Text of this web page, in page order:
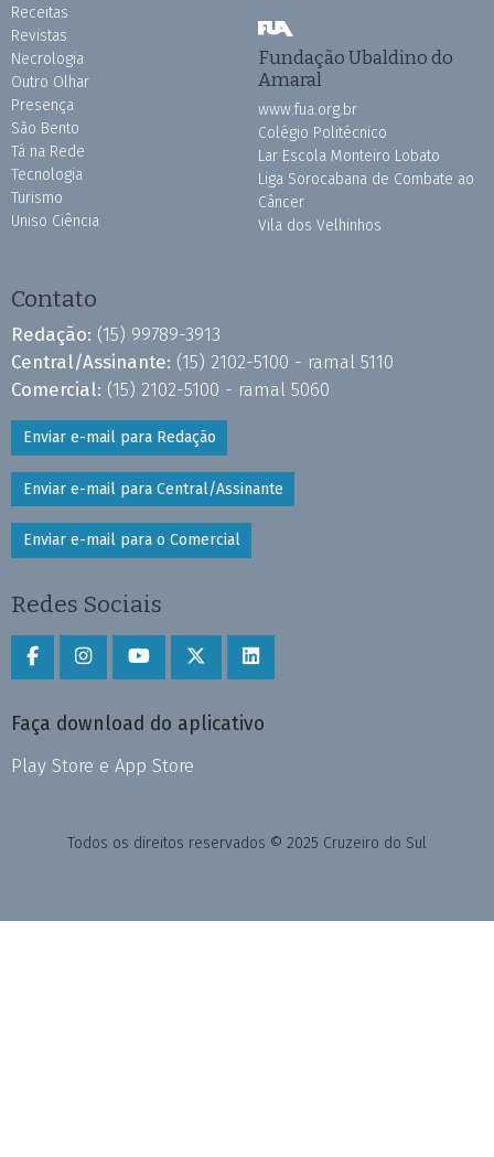
Receitas
Revistas
Necrologia
Outro Olhar
Presença
São Bento
Tá na Rede
Tecnologia
Turismo
Uniso Ciência
Fundação Ubaldino do
Amaral
www.fua.org.br
Colégio Politécnico
Lar Escola Monteiro Lobato
Liga Sorocabana de Combate ao
Câncer
Vila dos Velhinhos
Contato
Redação: (15) 99789-3913
Central/Assinante: (15) 2102-5100 - ramal 5110
Comercial: (15) 2102-5100 - ramal 5060
Enviar e-mail para Redação
Enviar e-mail para Central/Assinante
Enviar e-mail para o Comercial
Redes Sociais
Faça download do aplicativo
Play Store e App Store
Todos os direitos reservados © 2025 Cruzeiro do Sul